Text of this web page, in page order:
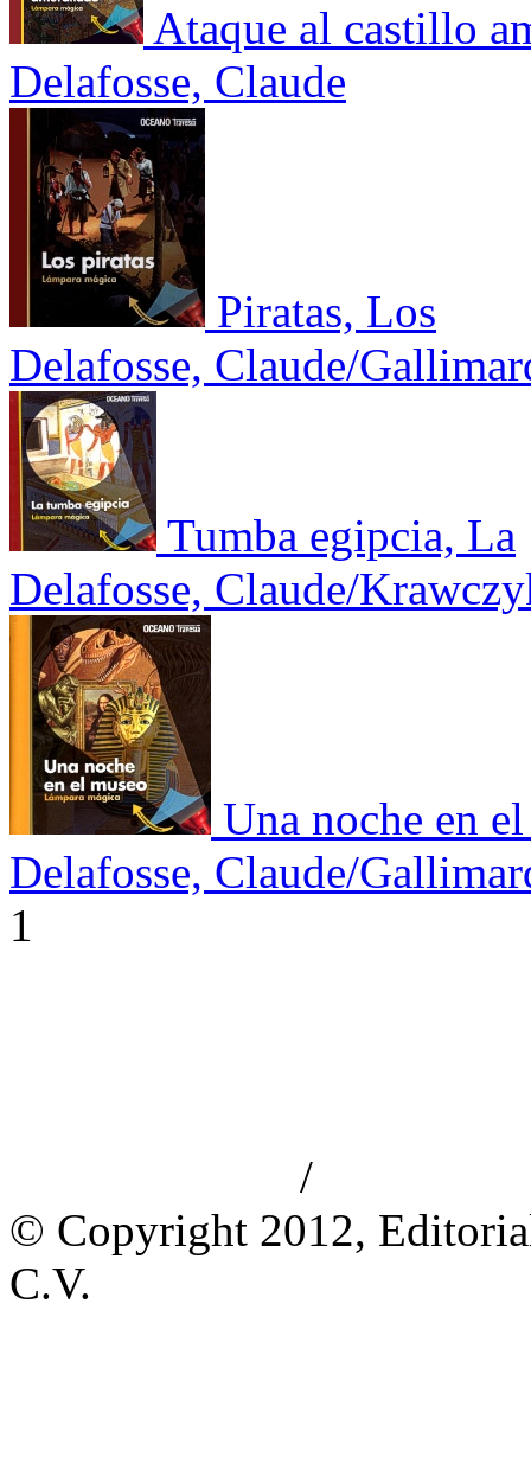
Ataque al castillo
Delafosse, Claude
Piratas, Los
Delafosse, Claude/
Tumba egipcia, La
Delafosse, Claude/
Una noche en
Delafosse, Claude/
1
/
© Copyright 2012,
C.V.